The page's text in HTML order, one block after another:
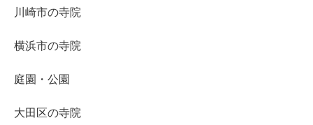
川崎市の寺院
横浜市の寺院
庭園・公園
大田区の寺院